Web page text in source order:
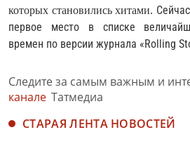
которых становились хитами.
первое место в списке
времен по версии журнала «Rolling
Следите за самым важным и
канале Татмедиа
СТАРАЯ ЛЕНТА НОВОСТЕЙ